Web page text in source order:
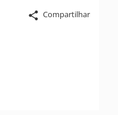
Compartilhar